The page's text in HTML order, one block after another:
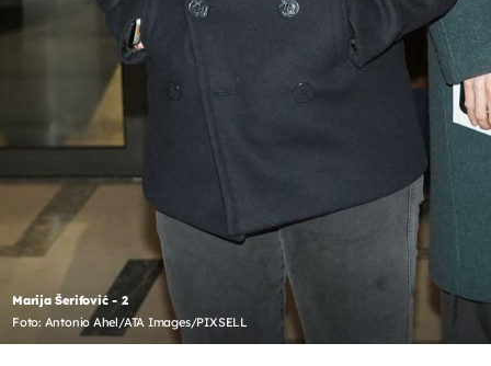
Marija Šerifović - 2
Foto: Antonio Ahel/ATA Images/PIXSELL